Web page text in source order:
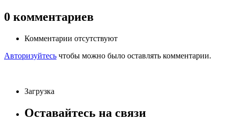
0 комментариев
Комментарии отсутствуют
Авторизуйтесь чтобы можно было оставлять комментарии.
Загрузка
Оставайтесь на связи